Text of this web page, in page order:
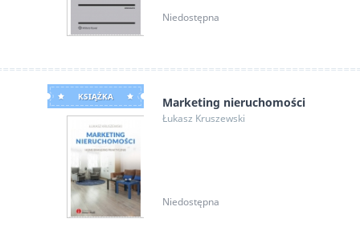
Niedostępna
KSIĄŻKA Marketing nieruchomości
Łukasz Kruszewski
Niedostępna